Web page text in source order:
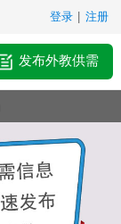
登录 注册
发布外教供需